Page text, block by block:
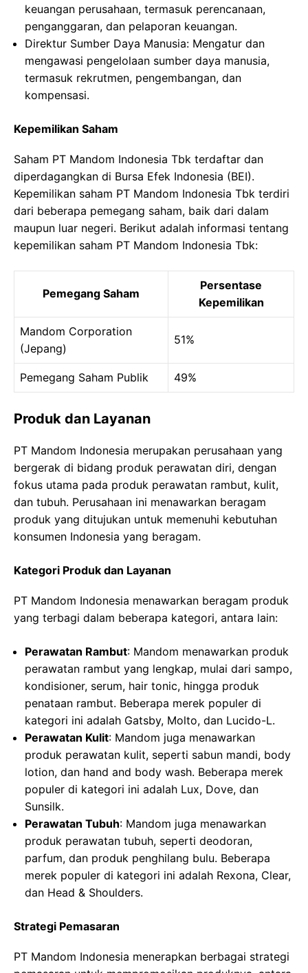
keuangan perusahaan, termasuk perencanaan,
penganggaran, dan pelaporan keuangan.
Direktur Sumber Daya Manusia: Mengatur dan
mengawasi pengelolaan sumber daya manusia,
termasuk rekrutmen, pengembangan, dan
kompensasi.
Kepemilikan Saham
Saham PT Mandom Indonesia Tbk terdaftar dan
diperdagangkan di Bursa Efek Indonesia (BEI).
Kepemilikan saham PT Mandom Indonesia Tbk terdiri
dari beberapa pemegang saham, baik dari dalam
maupun luar negeri. Berikut adalah informasi tentang
kepemilikan saham PT Mandom Indonesia Tbk:
Pemegang Saham
Persentase
Kepemilikan
Mandom Corporation
(Jepang)
51%
Pemegang Saham Publik 49%
Produk dan Layanan
PT Mandom Indonesia merupakan perusahaan yang
bergerak di bidang produk perawatan diri, dengan
fokus utama pada produk perawatan rambut, kulit,
dan tubuh. Perusahaan ini menawarkan beragam
produk yang ditujukan untuk memenuhi kebutuhan
konsumen Indonesia yang beragam.
Kategori Produk dan Layanan
PT Mandom Indonesia menawarkan beragam produk
yang terbagi dalam beberapa kategori, antara lain:
Perawatan Rambut: Mandom menawarkan produk
perawatan rambut yang lengkap, mulai dari sampo,
kondisioner, serum, hair tonic, hingga produk
penataan rambut. Beberapa merek populer di
kategori ini adalah Gatsby, Molto, dan Lucido-L.
Perawatan Kulit: Mandom juga menawarkan
produk perawatan kulit, seperti sabun mandi, body
lotion, dan hand and body wash. Beberapa merek
populer di kategori ini adalah Lux, Dove, dan
Sunsilk.
Perawatan Tubuh: Mandom juga menawarkan
produk perawatan tubuh, seperti deodoran,
parfum, dan produk penghilang bulu. Beberapa
merek populer di kategori ini adalah Rexona, Clear,
dan Head & Shoulders.
Strategi Pemasaran
PT Mandom Indonesia menerapkan berbagai strategi